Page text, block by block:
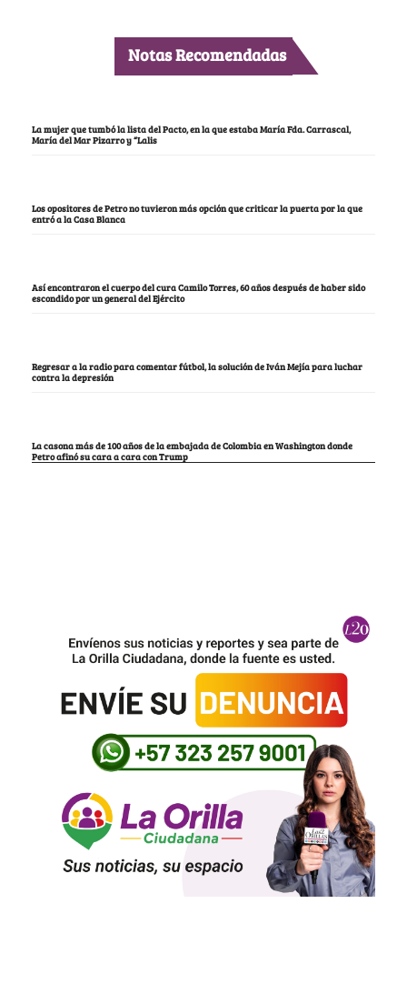
Notas Recomendadas
La mujer que tumbó la lista del Pacto, en la que estaba María Fda. Carrascal,
María del Mar Pizarro y “Lalis
Los opositores de Petro no tuvieron más opción que criticar la puerta por la que
entró a la Casa Blanca
Así encontraron el cuerpo del cura Camilo Torres, 60 años después de haber sido
escondido por un general del Ejército
Regresar a la radio para comentar fútbol, la solución de Iván Mejía para luchar
contra la depresión
La casona más de 100 años de la embajada de Colombia en Washington donde
Petro afinó su cara a cara con Trump